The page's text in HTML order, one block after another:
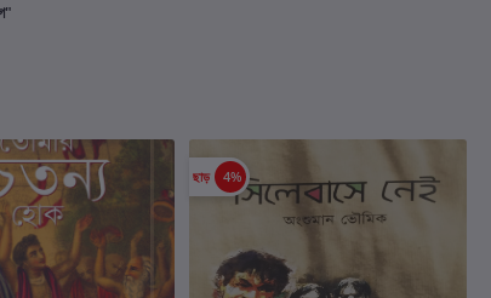
ছাড় 4%